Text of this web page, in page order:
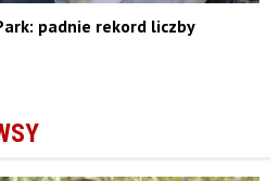
padnie rekord liczby